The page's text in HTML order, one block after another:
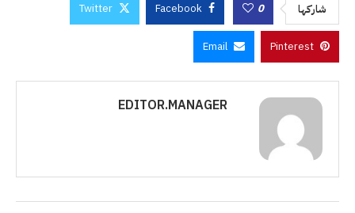
شاركها 0
Facebook
Twitter
Pinterest
Email
EDITOR.MANAGER